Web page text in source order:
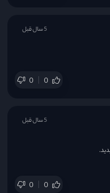
0 0
5 سال قبل
0 0
5 سال قبل